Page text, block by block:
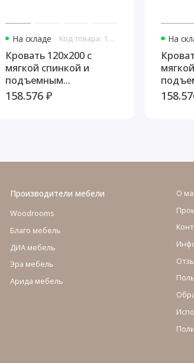
На складе Код товара: 10977
Кровать 120x200 с
мягкой спинкой и
подъемным
механизмом Тиволи,
158.576 ₽
На
Производители мебели
Woodrooms
Благо мебель
ДИА мебель
Эра мебель
Арида мебель
О